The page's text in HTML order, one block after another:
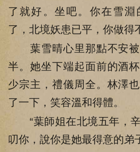
了就好。坐吧。你在雪淵
了，北境妖患已平，你做得
葉雪晴心里那點不安被
半。她坐下端起面前的酒
少宗主，禮儀周全。林澤
了一下，笑容溫和得體。
“葉師姐在北境五年，辛
叨你，說你是她最得意的弟